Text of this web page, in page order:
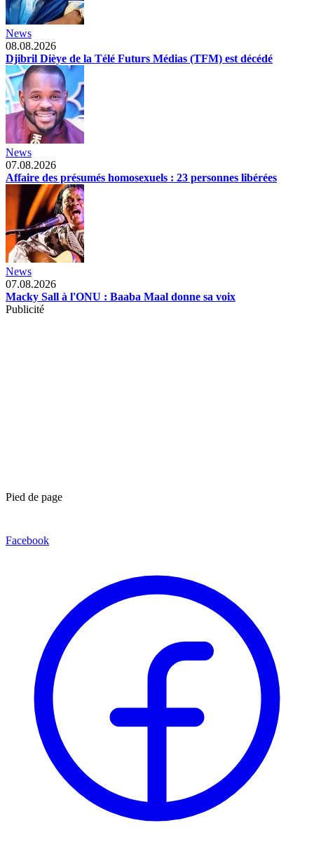
News
08.08.2026
Djibril Dièye de la Télé Futurs Médias (TFM) est décédé
News
07.08.2026
Affaire des présumés homosexuels : 23 personnes libérées
News
07.08.2026
Macky Sall à l'ONU : Baaba Maal donne sa voix
Publicité
Pied de page
Facebook